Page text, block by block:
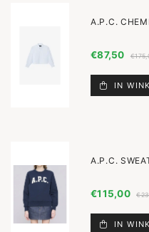
A.P.C.
€87,50
IN
A.P.C.
€115,00
IN